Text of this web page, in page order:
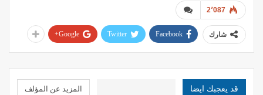
2٬087
شارك Facebook
Twitter
Google+
قد يعجبك ايضا المزيد عن المؤلف